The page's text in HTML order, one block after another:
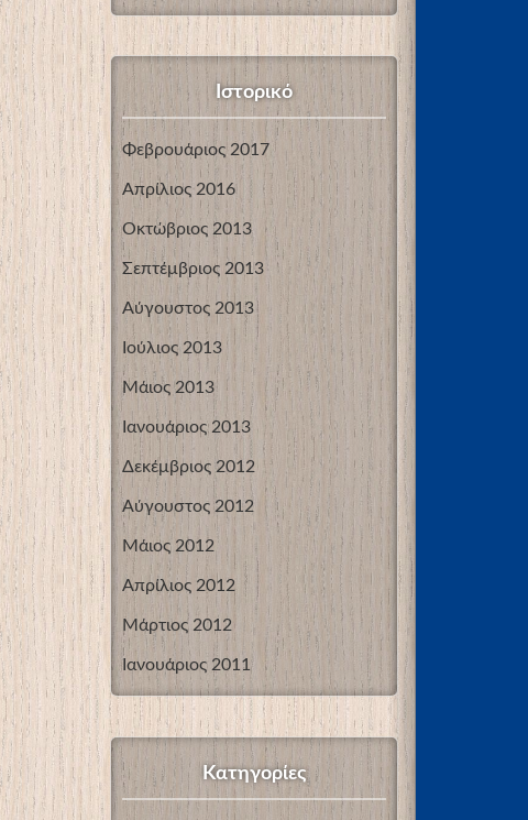
Ιστορικό
Φεβρουάριος 2017
Απρίλιος 2016
Οκτώβριος 2013
Σεπτέμβριος 2013
Αύγουστος 2013
Ιούλιος 2013
Μάιος 2013
Ιανουάριος 2013
Δεκέμβριος 2012
Αύγουστος 2012
Μάιος 2012
Απρίλιος 2012
Μάρτιος 2012
Ιανουάριος 2011
Kατηγορίες